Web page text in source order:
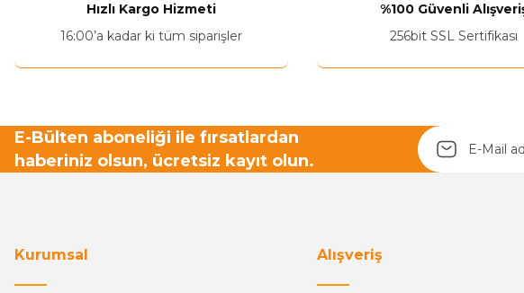
Hızlı Kargo Hizmeti
16:00’a kadar ki tüm siparişler
%100 Güvenli
256bit SSL Sertifikası
E-Bülten aboneliği ile fırsatlardan
haberiniz olsun, ücretsiz kayıt olun.
Kurumsal Alışveriş